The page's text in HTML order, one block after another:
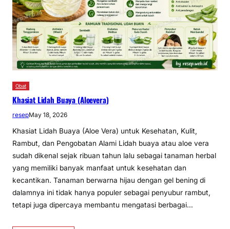
Obat
Khasiat Lidah Buaya (Aloevera)
resepMay 18, 2026
Khasiat Lidah Buaya (Aloe Vera) untuk Kesehatan, Kulit,
Rambut, dan Pengobatan Alami Lidah buaya atau aloe vera
sudah dikenal sejak ribuan tahun lalu sebagai tanaman herbal
yang memiliki banyak manfaat untuk kesehatan dan
kecantikan. Tanaman berwarna hijau dengan gel bening di
dalamnya ini tidak hanya populer sebagai penyubur rambut,
tetapi juga dipercaya membantu mengatasi berbagai…